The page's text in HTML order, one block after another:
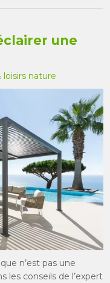
une
loisirs nature
n’est pas une
les conseils de l’expert